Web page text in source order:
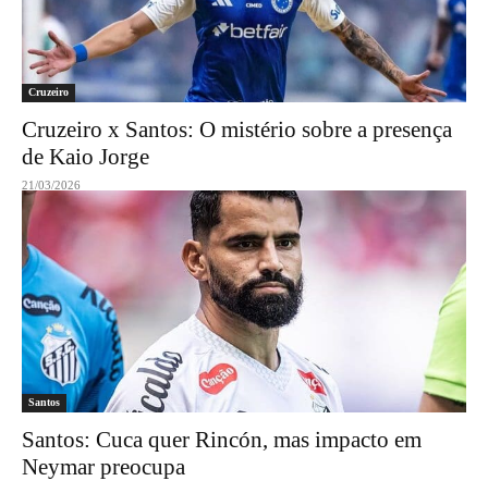
Cruzeiro
Cruzeiro x Santos: O mistério sobre a presença
de Kaio Jorge
21/03/2026
Santos
Santos: Cuca quer Rincón, mas impacto em
Neymar preocupa